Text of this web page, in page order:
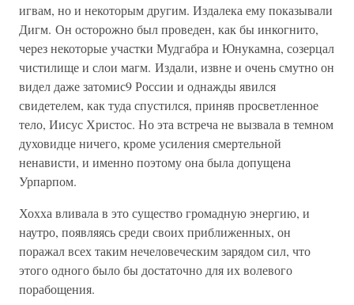
игвам, но и некоторым другим. Издалека ему показывали
Дигм. Он осторожно был проведен, как бы инкогнито,
через некоторые участки Мудгабра и Юнукамна, созерцал
чистилище и слои магм. Издали, извне и очень смутно он
видел даже затомис9 России и однажды явился
свидетелем, как туда спустился, приняв просветленное
тело, Иисус Христос. Но эта встреча не вызвала в темном
духовидце ничего, кроме усиления смертельной
ненависти, и именно поэтому она была допущена
Урпарпом.
Хохха вливала в это существо громадную энергию, и
наутро, появляясь среди своих приближенных, он
поражал всех таким нечеловеческим зарядом сил, что
этого одного было бы достаточно для их волевого
порабощения.